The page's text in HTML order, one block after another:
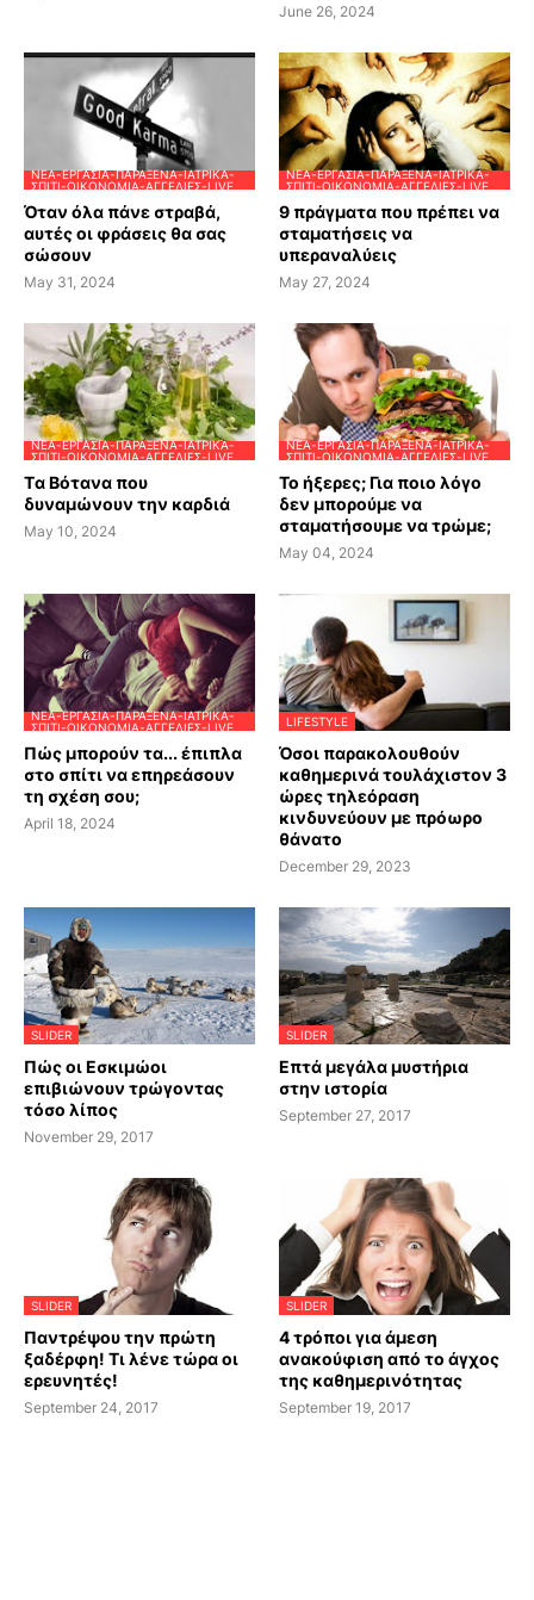
June 26, 2024
ΝΈΑ-ΕΡΓΑΣΊΑ-ΠΑΡΆΞΕΝΑ-ΙΑΤΡΙΚΆ-
ΣΠΊΤΙ-ΟΙΚΟΝΟΜΊΑ-ΑΓΓΕΛΊΕΣ-LIVE
Όταν όλα πάνε στραβά,
αυτές οι φράσεις θα σας
σώσουν
May 31, 2024
ΝΈΑ-ΕΡΓΑΣΊΑ-ΠΑΡΆΞΕΝΑ-ΙΑΤΡΙΚΆ-
ΣΠΊΤΙ-ΟΙΚΟΝΟΜΊΑ-ΑΓΓΕΛΊΕΣ-LIVE
9 πράγματα που πρέπει να
σταματήσεις να
υπεραναλύεις
May 27, 2024
ΝΈΑ-ΕΡΓΑΣΊΑ-ΠΑΡΆΞΕΝΑ-ΙΑΤΡΙΚΆ-
ΣΠΊΤΙ-ΟΙΚΟΝΟΜΊΑ-ΑΓΓΕΛΊΕΣ-LIVE
Tα Βότανα που
δυναμώνουν την καρδιά
May 10, 2024
ΝΈΑ-ΕΡΓΑΣΊΑ-ΠΑΡΆΞΕΝΑ-ΙΑΤΡΙΚΆ-
ΣΠΊΤΙ-ΟΙΚΟΝΟΜΊΑ-ΑΓΓΕΛΊΕΣ-LIVE
Το ήξερες; Για ποιο λόγο
δεν μπορούμε να
σταματήσουμε να τρώμε;
May 04, 2024
ΝΈΑ-ΕΡΓΑΣΊΑ-ΠΑΡΆΞΕΝΑ-ΙΑΤΡΙΚΆ-
ΣΠΊΤΙ-ΟΙΚΟΝΟΜΊΑ-ΑΓΓΕΛΊΕΣ-LIVE
Πώς μπορούν τα... έπιπλα
στο σπίτι να επηρεάσουν
τη σχέση σου;
April 18, 2024
LIFESTYLE
Όσοι παρακολουθούν
καθημερινά τουλάχιστον 3
ώρες τηλεόραση
κινδυνεύουν με πρόωρο
θάνατο
December 29, 2023
SLIDER
Πώς οι Εσκιμώοι
επιβιώνουν τρώγοντας
τόσο λίπος
November 29, 2017
SLIDER
Επτά μεγάλα μυστήρια
στην ιστορία
September 27, 2017
SLIDER
Παντρέψου την πρώτη
ξαδέρφη! Τι λένε τώρα οι
ερευνητές!
September 24, 2017
SLIDER
4 τρόποι για άμεση
ανακούφιση από το άγχος
της καθημερινότητας
September 19, 2017